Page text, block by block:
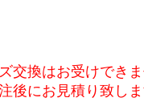
換はお受けできま
にお見積り致しま